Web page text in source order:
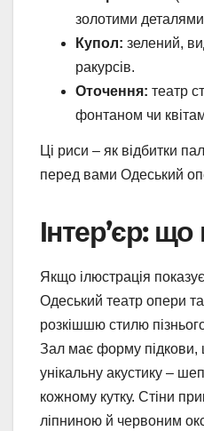
золотими
Купол: зелений,
ракурсів.
Оточення: театр
фонтаном чи
Ці риси – як відбитки
перед вами Одеський
Інтер’єр:
Якщо ілюстрація
Одеський театр опери
розкішшю стилю
Зал має форму підкови,
унікальну акустику –
кожному кутку. Стіни
ліпниною й червоним